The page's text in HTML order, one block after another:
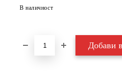
В наличност